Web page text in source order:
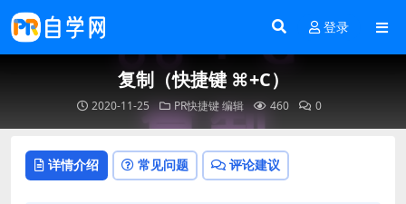
登录
复制（快捷键 ⌘+C）
2020-11-25 PR快捷键编辑 460 0
详情介绍 常见问题 评论建议